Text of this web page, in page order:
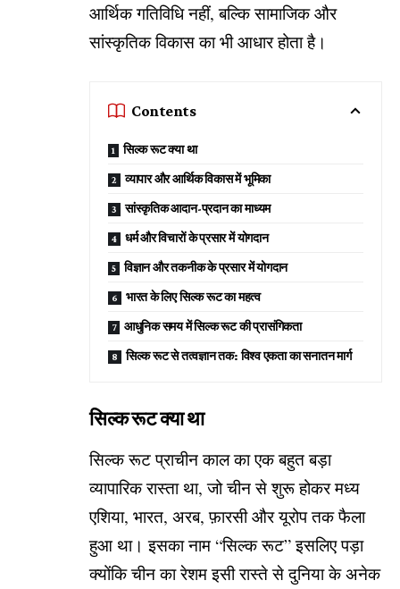
आर्थिक गतिविधि नहीं, बल्कि सामाजिक और
सांस्कृतिक विकास का भी आधार होता है।
Contents
सिल्क रूट क्या था
व्यापार और आर्थिक विकास में भूमिका
सांस्कृतिक आदान-प्रदान का माध्यम
धर्म और विचारों के प्रसार में योगदान
विज्ञान और तकनीक के प्रसार में योगदान
भारत के लिए सिल्क रूट का महत्व
आधुनिक समय में सिल्क रूट की प्रासंगिकता
सिल्क रूट से तत्वज्ञान तक: विश्व एकता का सनातन मार्ग
सिल्क रूट क्या था
सिल्क रूट प्राचीन काल का एक बहुत बड़ा
व्यापारिक रास्ता था, जो चीन से शुरू होकर मध्य
एशिया, भारत, अरब, फ़ारसी और यूरोप तक फैला
हुआ था। इसका नाम “सिल्क रूट” इसलिए पड़ा
क्योंकि चीन का रेशम इसी रास्ते से दुनिया के अनेक